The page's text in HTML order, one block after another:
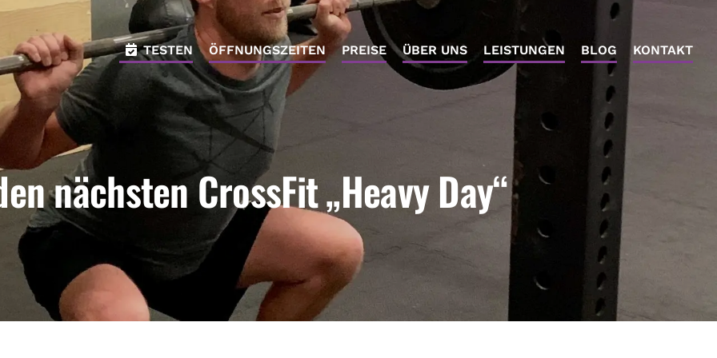
TESTEN ÖFFNUNGSZEITEN PREISE ÜBER UNS LEISTUNGEN BLOG KONTAKT
nächsten CrossFit „Heavy Day“